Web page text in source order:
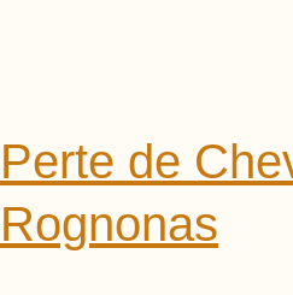
Perte de
Rognonas